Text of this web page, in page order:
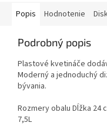
Popis Hodnotenie
Podrobný popis
Plastové kvetináče
Moderný a jednoduchý
bývania.
Rozmery obalu Dĺžka 24
7,5L